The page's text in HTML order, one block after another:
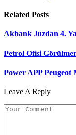
Related Posts
Akbank Juzdan 4.
Petrol Ofisi
Power APP Peugeot
Leave A Reply